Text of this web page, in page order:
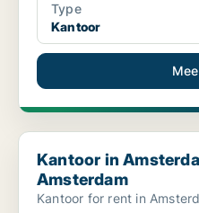
Type
Kantoor
Kantoor in Amsterdam
Kantoor in
Amsterdam
Kantoor for rent in